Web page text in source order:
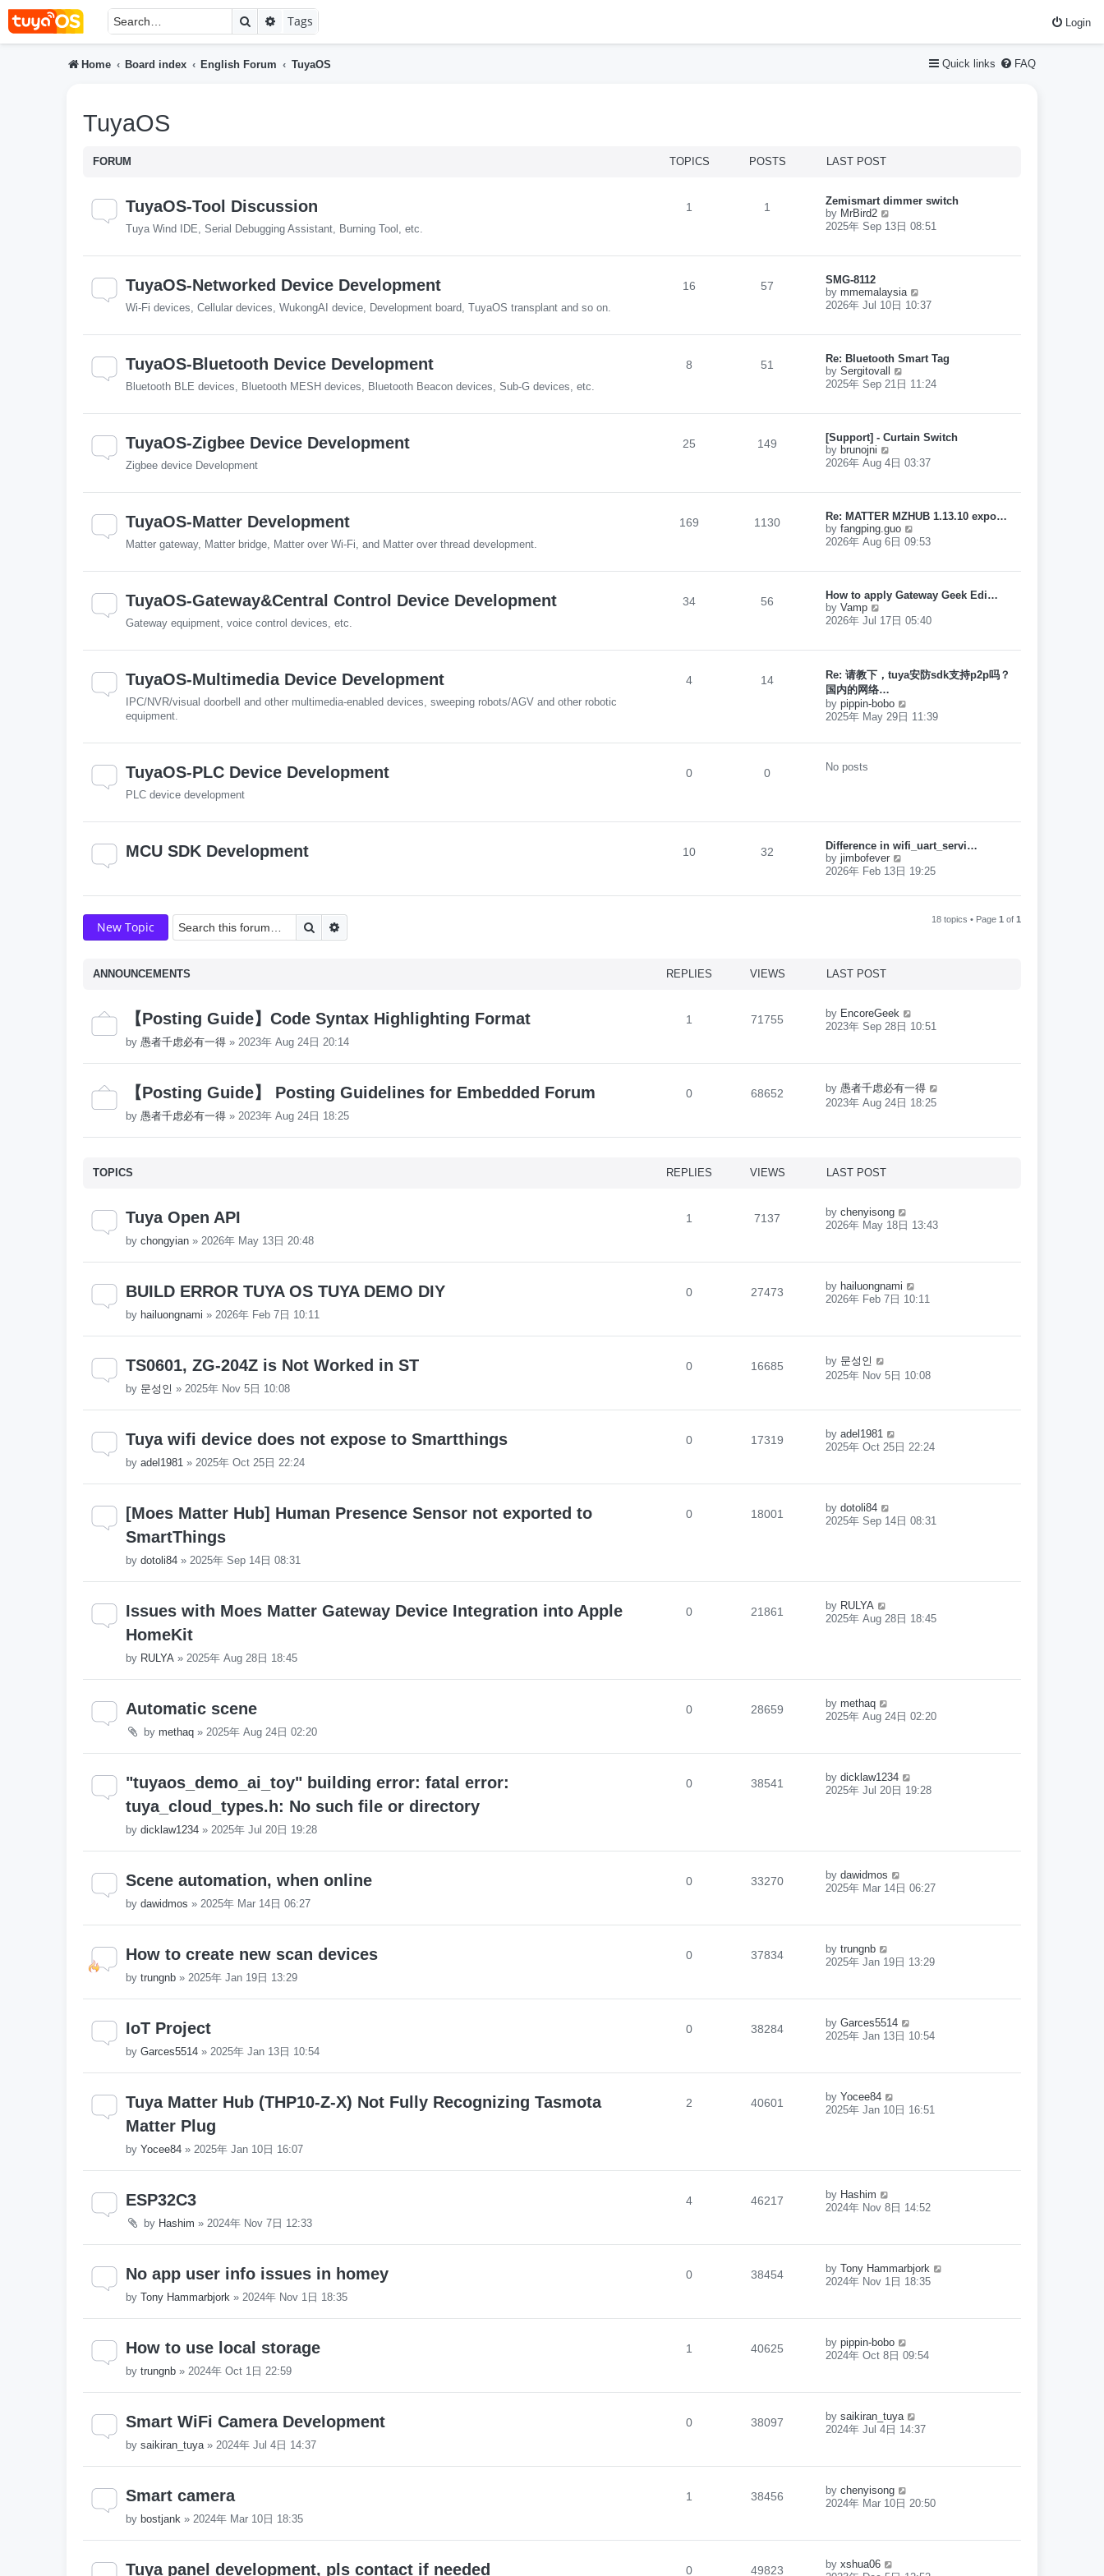
Login
SearchAdvanced search
Tags
Quick links FAQ
Home Board index English Forum TuyaOS
TuyaOS
FORUM TOPICS POSTS LAST POST
TuyaOS-Tool Discussion
Tuya Wind IDE, Serial Debugging Assistant, Burning Tool, etc.
1 1
Zemismart dimmer switch
by MrBird2
i
l
a
e
t
p
o
2025年 Sep 13日 08:51
TuyaOS-Networked Device Development
Wi-Fi devices, Cellular devices, WukongAI device, Development board, TuyaOS transplant and so on.
16 57
SMG-8112
by mmemalaysia
i
e
l
a
e
t
o
2026年 Jul 10日 10:37
TuyaOS-Bluetooth Device Development
Bluetooth BLE devices, Bluetooth MESH devices, Bluetooth Beacon devices, Sub-G devices, etc.
8 51
Re: Bluetooth Smart Tag
by Sergitovall
i
h
e
l
a
e
t
p
o
2025年 Sep 21日 11:24
TuyaOS-Zigbee Device Development
Zigbee device Development
25 149
[Support] - Curtain Switch
by brunojni
i
h
e
l
a
e
t
o
2026年 Aug 4日 03:37
TuyaOS-Matter Development
Matter gateway, Matter bridge, Matter over Wi-Fi, and Matter over thread development.
169 1130
Re: MATTER MZHUB 1.13.10 expo…
by fangping.guo
i
e
l
a
e
t
s
2026年 Aug 6日 09:53
TuyaOS-Gateway&Central Control Device Development
Gateway equipment, voice control devices, etc.
34 56
How to apply Gateway Geek Edi…
by Vamp
i
e
l
a
t
s
2026年 Jul 17日 05:40
TuyaOS-Multimedia Device Development
IPC/NVR/visual doorbell and other multimedia-enabled devices, sweeping robots/AGV and other robotic
equipment.
4 14
Re: 请教下，tuya安防sdk支持p2p吗？
国内的网络…
by pippin-bobo
w
e
s
t
o
t
2025年 May 29日 11:39
TuyaOS-PLC Device Development
PLC device development
0 0 No posts
MCU SDK Development 10 32
Difference in wifi_uart_servi…
by jimbofever
i
w
p
o
2026年 Feb 13日 19:25
New Topic Search 18 topics • Page 1 of 1
ANNOUNCEMENTS REPLIES VIEWS LAST POST
【Posting Guide】Code Syntax Highlighting Format
by 愚者千虑必有一得 » 2023年 Aug 24日 20:14
1 71755 by EncoreGeek
2023年 Sep 28日 10:51
【Posting Guide】 Posting Guidelines for Embedded Forum
by 愚者千虑必有一得 » 2023年 Aug 24日 18:25
0 68652 by 愚者千虑必有一得
2023年 Aug 24日 18:25
TOPICS REPLIES VIEWS LAST POST
Tuya Open API
by chongyian » 2026年 May 13日 20:48
1 7137 by chenyisong
2026年 May 18日 13:43
BUILD ERROR TUYA OS TUYA DEMO DIY
by hailuongnami » 2026年 Feb 7日 10:11
0 27473 by hailuongnami
2026年 Feb 7日 10:11
TS0601, ZG-204Z is Not Worked in ST
by 문성인 » 2025年 Nov 5日 10:08
0 16685 by 문성인
2025年 Nov 5日 10:08
Tuya wifi device does not expose to Smartthings
by adel1981 » 2025年 Oct 25日 22:24
0 17319 by adel1981
2025年 Oct 25日 22:24
[Moes Matter Hub] Human Presence Sensor not exported to
SmartThings
by dotoli84 » 2025年 Sep 14日 08:31
0 18001 by dotoli84
2025年 Sep 14日 08:31
Issues with Moes Matter Gateway Device Integration into Apple
HomeKit
by RULYA » 2025年 Aug 28日 18:45
0 21861 by RULYA
2025年 Aug 28日 18:45
Automatic scene
by methaq » 2025年 Aug 24日 02:20
0 28659 by methaq
2025年 Aug 24日 02:20
"tuyaos_demo_ai_toy" building error: fatal error:
tuya_cloud_types.h: No such file or directory
by dicklaw1234 » 2025年 Jul 20日 19:28
0 38541 by dicklaw1234
2025年 Jul 20日 19:28
Scene automation, when online
by dawidmos » 2025年 Mar 14日 06:27
0 33270 by dawidmos
2025年 Mar 14日 06:27
How to create new scan devices
by trungnb » 2025年 Jan 19日 13:29
0 37834 by trungnb
2025年 Jan 19日 13:29
IoT Project
by Garces5514 » 2025年 Jan 13日 10:54
0 38284 by Garces5514
2025年 Jan 13日 10:54
Tuya Matter Hub (THP10-Z-X) Not Fully Recognizing Tasmota
Matter Plug
by Yocee84 » 2025年 Jan 10日 16:07
2 40601 by Yocee84
2025年 Jan 10日 16:51
ESP32C3
by Hashim » 2024年 Nov 7日 12:33
4 46217 by Hashim
2024年 Nov 8日 14:52
No app user info issues in homey
by Tony Hammarbjork » 2024年 Nov 1日 18:35
0 38454 by Tony Hammarbjork
2024年 Nov 1日 18:35
How to use local storage
by trungnb » 2024年 Oct 1日 22:59
1 40625 by pippin-bobo
2024年 Oct 8日 09:54
Smart WiFi Camera Development
by saikiran_tuya» 2024年 Jul 4日 14:37
0 38097 by saikiran_tuya
2024年 Jul 4日 14:37
Smart camera
by bostjank » 2024年 Mar 10日 18:35
1 38456 by chenyisong
2024年 Mar 10日 20:50
Tuya panel development, pls contact if needed 0 49823 by xshua06